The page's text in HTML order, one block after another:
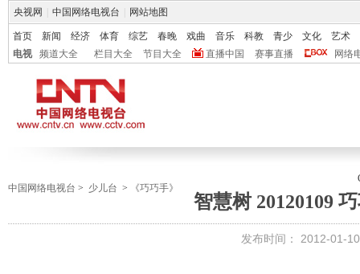
央视网 中国网络电视台 网站地图
首页 新闻 经济 体育 综艺 春晚 戏曲 音乐 科教 青少 文化
艺术
电视
频道大全 栏目大全 节目大全 直播中国 赛事直播 网络
中国网络电视台 > 少儿台 > 《巧巧手》
智慧树 20120109
发布时间： 2012-01-